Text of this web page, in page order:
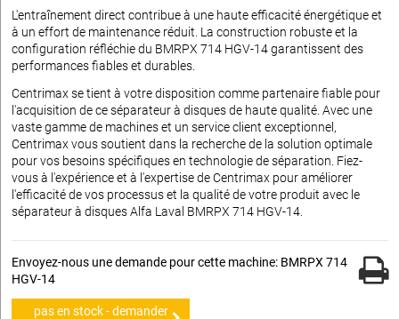
L'entraînement direct contribue à une haute efficacité énergétique et
à un effort de maintenance réduit. La construction robuste et la
configuration réfléchie du BMRPX 714 HGV-14 garantissent des
performances fiables et durables.
Centrimax se tient à votre disposition comme partenaire fiable pour
l'acquisition de ce séparateur à disques de haute qualité. Avec une
vaste gamme de machines et un service client exceptionnel,
Centrimax vous soutient dans la recherche de la solution optimale
pour vos besoins spécifiques en technologie de séparation. Fiez-
vous à l'expérience et à l'expertise de Centrimax pour améliorer
l'efficacité de vos processus et la qualité de votre produit avec le
séparateur à disques Alfa Laval BMRPX 714 HGV-14.
Envoyez-nous une demande pour cette machine: BMRPX 714
HGV-14
pas en stock - demander